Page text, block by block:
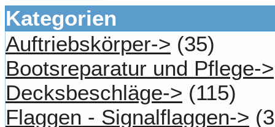
Kategorien
Auftriebskörper-> (35)
Bootsreparatur und Pflege->
Decksbeschläge-> (115)
Flaggen - Signalflaggen->